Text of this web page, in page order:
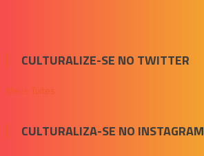
CULTURALIZE-SE NO TWITTER
Meus Tuítes
CULTURALIZA-SE NO INSTAGRAM